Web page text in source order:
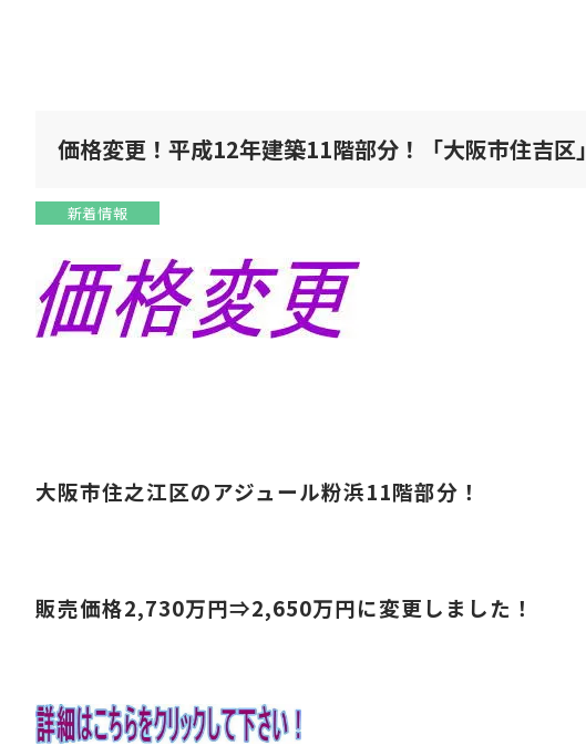
価格変更！平成12年建築11階部分！「大阪市住吉区」
新着情報
大阪市住之江区のアジュール粉浜11階部分！
販売価格2,730万円⇒2,650万円に変更しました！